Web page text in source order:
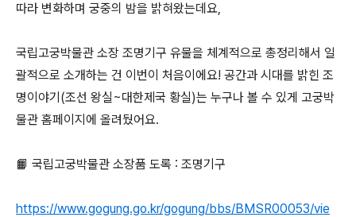
따라 변화하며 궁중의 밤을 밝혀왔는데요,
국립고궁박물관 소장 조명기구 유물을 체계적으로 총정리해서 일
괄적으로 소개하는 건 이번이 처음이에요! 공간과 시대를 밝힌 조
명이야기(조선 왕실~대한제국 황실)는 누구나 볼 수 있게 고궁박
물관 홈페이지에 올려뒀어요.
📙 국립고궁박물관 소장품 도록 : 조명기구
https://www.gogung.go.kr/gogung/bbs/BMSR00053/vie